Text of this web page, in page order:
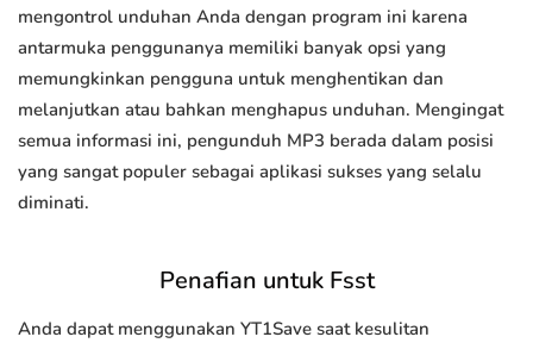
mengontrol unduhan Anda dengan program ini karena
antarmuka penggunanya memiliki banyak opsi yang
memungkinkan pengguna untuk menghentikan dan
melanjutkan atau bahkan menghapus unduhan. Mengingat
semua informasi ini, pengunduh MP3 berada dalam posisi
yang sangat populer sebagai aplikasi sukses yang selalu
diminati.
Penafian untuk Fsst
Anda dapat menggunakan YT1Save saat kesulitan